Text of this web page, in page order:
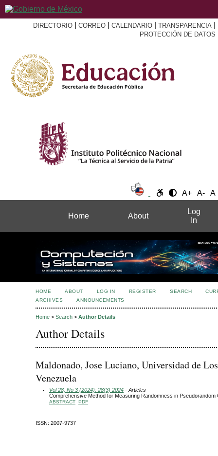
DIRECTORIO CORREO CALENDARIO TRANSPARENCIA
PROTECCIÓN DE DATOS
A+ A- A
Home About
Log
In
HOME ABOUT LOG IN REGISTER SEARCH
ARCHIVES
ANNOUNCEMENTS
Home > Search > Author Details
Author Details
Maldonado, Jose Luciano, Universidad de
Venezuela
Vol 28, No 3 (2024): 28(3) 2024 - Articles
Comprehensive Method for Measuring Randomness in Pseudorandom
ABSTRACT PDF
ISSN: 2007-9737